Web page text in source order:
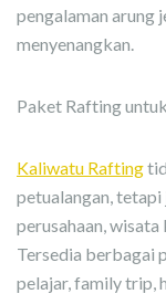
pengalaman arung
menyenangkan.
Paket Rafting
Kaliwatu Rafting
petualangan,
perusahaan,
Tersedia berbagai
pelajar, family trip,